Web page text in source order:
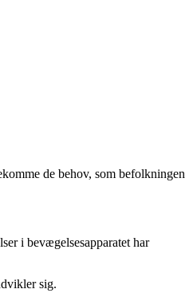
de behov, som befolkningen
i bevægelsesapparatet har
sig.